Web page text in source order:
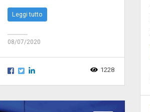
Leggi tutto
08/07/2020
1228